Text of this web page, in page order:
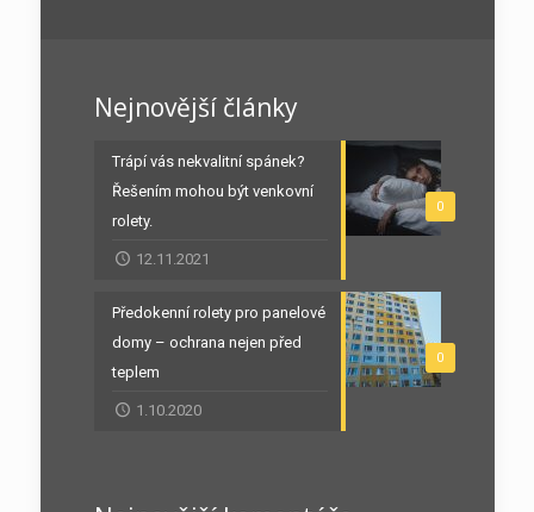
Nejnovější články
0
Trápí vás nekvalitní spánek?
Řešením mohou být venkovní
rolety.
12.11.2021
0
Předokenní rolety pro panelové
domy – ochrana nejen před
teplem
1.10.2020